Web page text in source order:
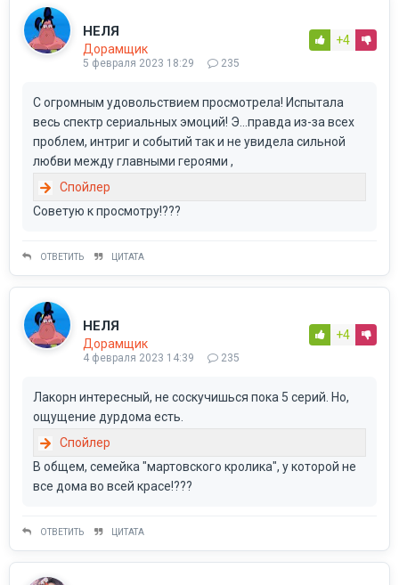
НЕЛЯ
Дорамщик
5 февраля 2023 18:29 235
+4
С огромным удовольствием просмотрела! Испытала
весь спектр сериальных эмоций! Э...правда из-за всех
проблем, интриг и событий так и не увидела сильной
любви между главными героями ,
Советую к просмотру!???
ОТВЕТИТЬ ЦИТАТА
НЕЛЯ
Дорамщик
4 февраля 2023 14:39 235
+4
Лакорн интересный, не соскучишься пока 5 серий. Но,
ощущение дурдома есть.
В общем, семейка "мартовского кролика", у которой не
все дома во всей красе!???
ОТВЕТИТЬ ЦИТАТА